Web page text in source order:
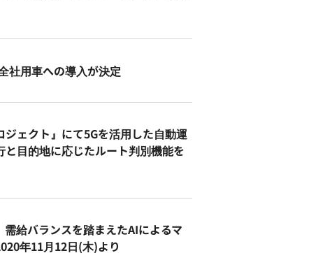
社用車への導入が決定
ェクト』にて5Gを活用した自動運
目的地に応じたルート判別機能を
給バランスを踏まえたAIによるマ
年11月12日(木)より